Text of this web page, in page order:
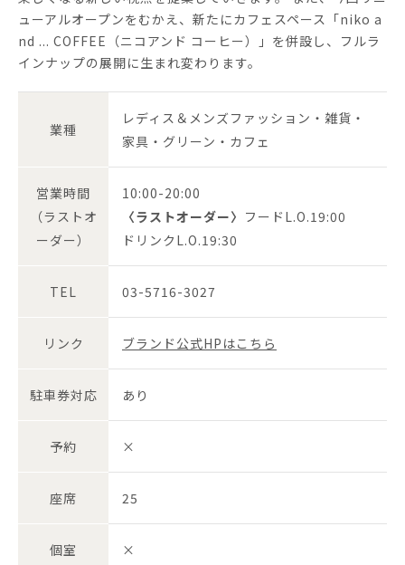
ューアルオープンをむかえ、新たにカフェスペース「niko a
nd ... COFFEE（ニコアンド コーヒー）」を併設し、フルラ
インナップの展開に生まれ変わります。
業種
レディス＆メンズファッション・雑貨・
家具・グリーン・カフェ
営業時間
（ラストオ
ーダー）
10:00-20:00
〈ラストオーダー〉 フードL.O.19:00
ドリンクL.O.19:30
TEL 03-5716-3027
リンク ブランド公式HPはこちら
駐車券対応 あり
予約 ×
座席 25
個室 ×